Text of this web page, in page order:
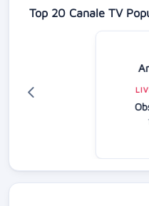
Top 20 Canale TV